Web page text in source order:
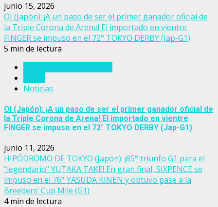
junio 15, 2026
OI (Japón): ¡A un paso de ser el primer ganador oficial de
la Triple Corona de Arena! El importado en vientre
FINGER se impuso en el 72° TOKYO DERBY (Jap-G1)
5 min de lectura
Noticias
OI (Japón): ¡A un paso de ser el primer ganador oficial de
la Triple Corona de Arena! El importado en vientre
FINGER se impuso en el 72° TOKYO DERBY (Jap-G1)
junio 11, 2026
HIPÓDROMO DE TOKYO (Japón): ¡85° triunfo G1 para el
“legendario” YUTAKA TAKE! En gran final, SIXPENCE se
impuso en el 76° YASUDA KINEN y obtuvo pase a la
Breeders’ Cup Mile (G1)
4 min de lectura